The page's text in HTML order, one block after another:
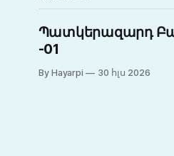
Պատկերազարդ
-01
By Hayarpi 30 հլս 2026